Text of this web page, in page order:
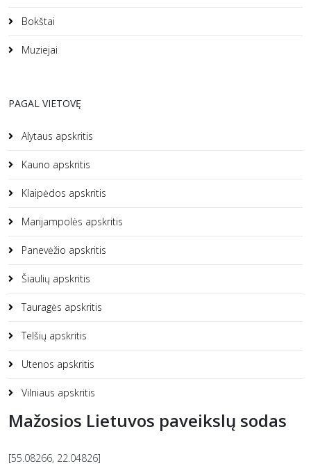
Bokštai
Muziejai
PAGAL VIETOVĘ
Alytaus apskritis
Kauno apskritis
Klaipėdos apskritis
Marijampolės apskritis
Panevėžio apskritis
Šiaulių apskritis
Tauragės apskritis
Telšių apskritis
Utenos apskritis
Vilniaus apskritis
Mažosios Lietuvos paveikslų sodas
[55.08266, 22.04826]